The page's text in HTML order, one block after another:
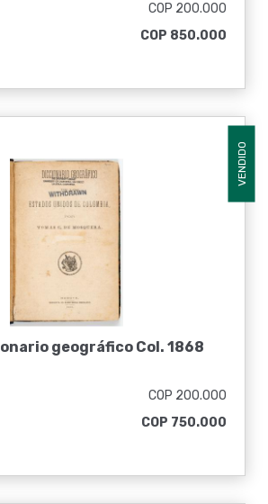
COP 200.000
COP 850.000
VENDIDO
geográfico Col. 1868
COP 200.000
COP 750.000